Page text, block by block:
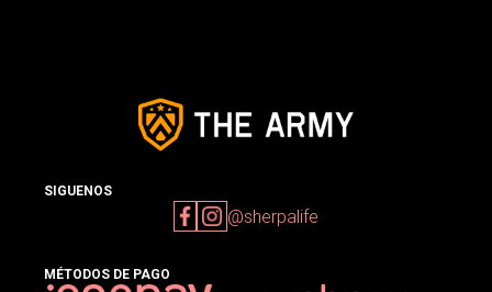
SIGUENOS
@sherpalife
MÉTODOS DE PAGO